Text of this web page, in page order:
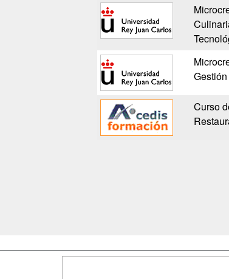
Curso